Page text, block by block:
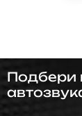
Подбери